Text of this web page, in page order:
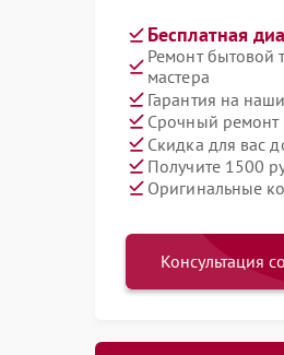
Бесплатная
Ремонт бытовой
мастера
Гарантия на
Срочный ремонт
Скидка для вас
Получите 1500
Оригинальные
Консультация